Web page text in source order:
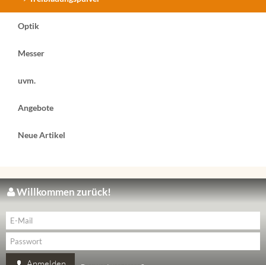
Optik
Messer
uvm.
Angebote
Neue Artikel
Willkommen zurück!